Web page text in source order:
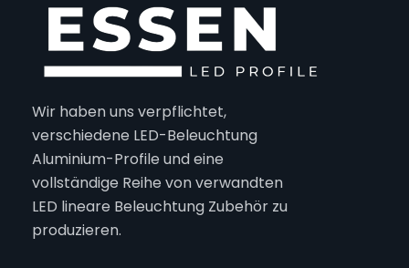
Wir haben uns verpflichtet,
verschiedene LED-Beleuchtung
Aluminium-Profile und eine
vollständige Reihe von verwandten
LED lineare Beleuchtung Zubehör zu
produzieren.